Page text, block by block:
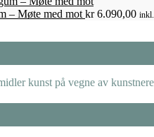
– Møte med mot kr6.090,00
kunst på vegne av